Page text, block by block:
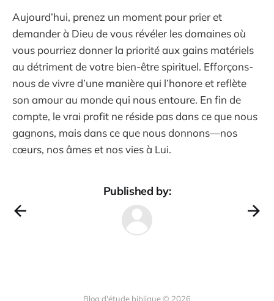
Aujourd’hui, prenez un moment pour prier et
demander à Dieu de vous révéler les domaines où
vous pourriez donner la priorité aux gains matériels
au détriment de votre bien-être spirituel. Efforçons-
nous de vivre d’une manière qui l’honore et reflète
son amour au monde qui nous entoure. En fin de
compte, le vrai profit ne réside pas dans ce que nous
gagnons, mais dans ce que nous donnons—nos
cœurs, nos âmes et nos vies à Lui.
Published by:
Blog d'étude biblique © 2026